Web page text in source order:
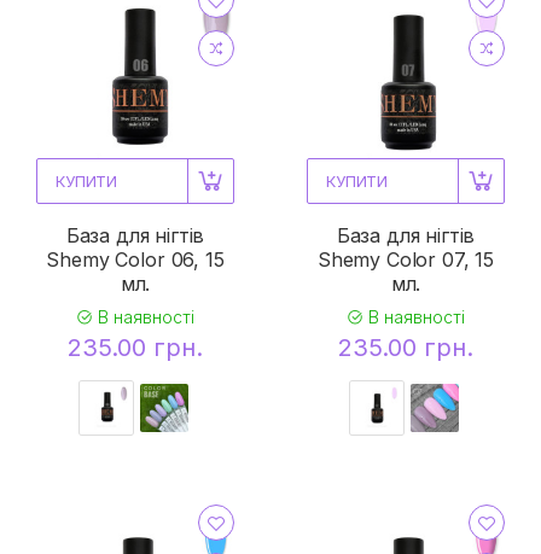
КУПИТИ
База для нігтів
Shemy Color 06, 15
мл.
В наявності
235.00 грн.
КУПИТИ
База для нігтів
Shemy Color 07, 15
мл.
В наявності
235.00 грн.